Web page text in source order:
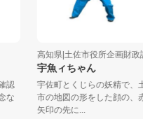
高知県|土佐市役所企画財政課
宇魚ィちゃん
宇佐町とくじらの妖精で、土佐
市の地図の形をした顔の、赤い
矢印の先に...